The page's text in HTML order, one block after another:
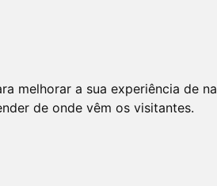
melhorar a sua experiência de
de onde vêm os visitantes.